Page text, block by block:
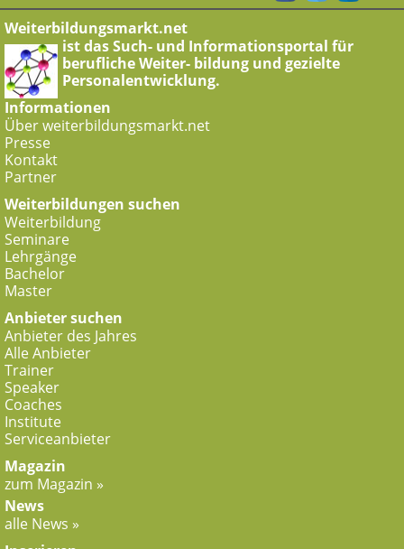
Weiterbildungsmarkt.net
ist das Such- und Informationsportal für
berufliche Weiter- bildung und gezielte
Personalentwicklung.
Informationen
Über weiterbildungsmarkt.net
Presse
Kontakt
Partner
Weiterbildungen suchen
Weiterbildung
Seminare
Lehrgänge
Bachelor
Master
Anbieter suchen
Anbieter des Jahres
Alle Anbieter
Trainer
Speaker
Coaches
Institute
Serviceanbieter
Magazin
zum Magazin »
News
alle News »